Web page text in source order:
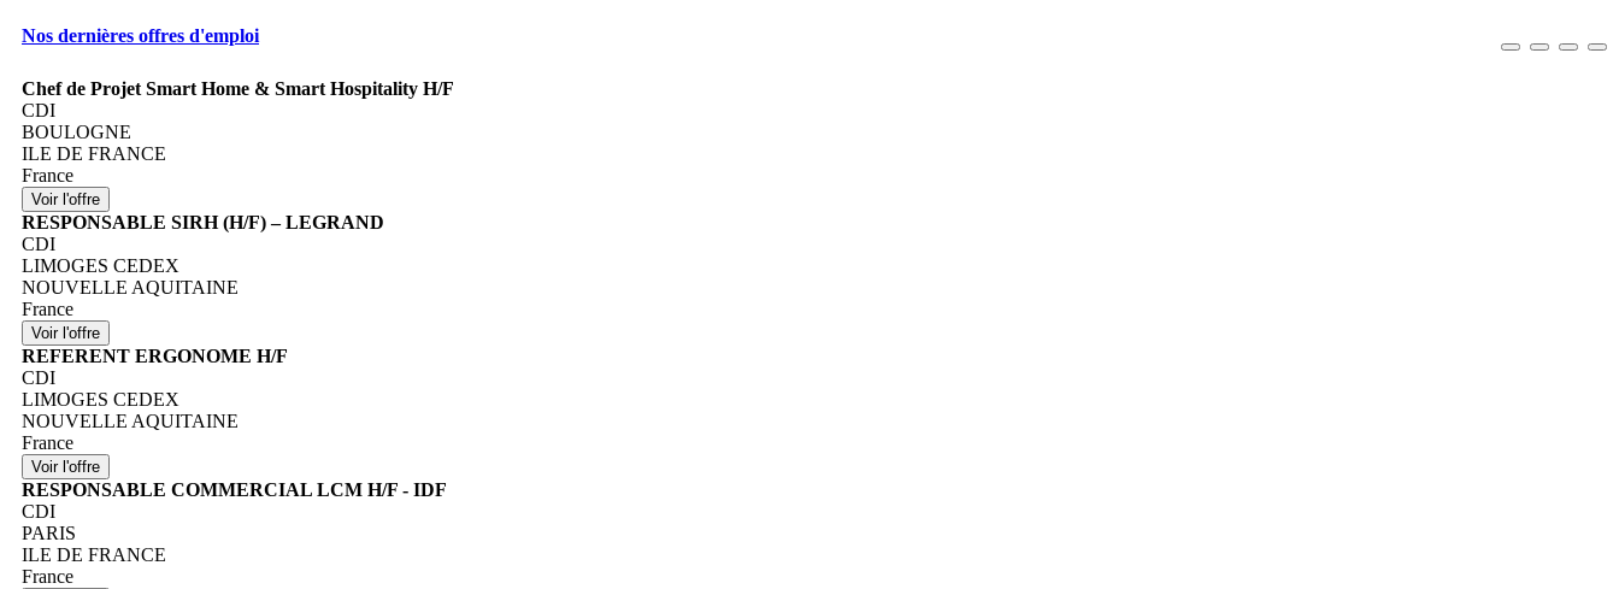
Nos dernières offres d'emploi
Chef de Projet Smart Home & Smart Hospitality H/F
CDI
BOULOGNE
ILE DE FRANCE
France
RESPONSABLE SIRH (H/F) – LEGRAND
CDI
LIMOGES CEDEX
NOUVELLE AQUITAINE
France
REFERENT ERGONOME H/F
CDI
LIMOGES CEDEX
NOUVELLE AQUITAINE
France
RESPONSABLE COMMERCIAL LCM H/F - IDF
CDI
PARIS
ILE DE FRANCE
France